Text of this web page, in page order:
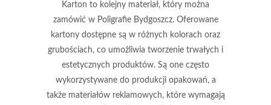
Karton to kolejny materiał, który można
zamówić w Poligrafie Bydgoszcz. Oferowane
kartony dostępne są w różnych kolorach oraz
grubościach, co umożliwia tworzenie trwałych i
estetycznych produktów. Są one często
wykorzystywane do produkcji opakowań, a
także materiałów reklamowych, które wymagają